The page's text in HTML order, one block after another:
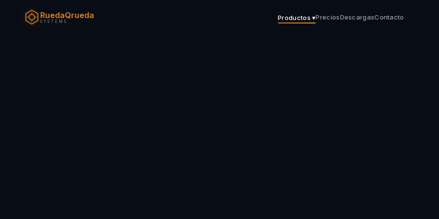
RuedaQrueda
SYSTEMS Productos ▾PreciosDescargasContacto